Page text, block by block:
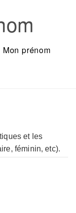
Mon prénom
et les
féminin, etc).